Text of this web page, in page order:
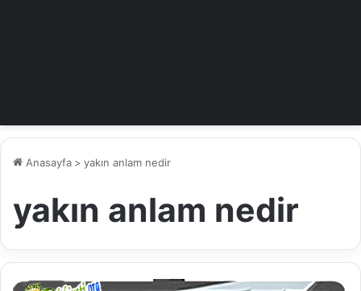
Anasayfa > yakın anlam nedir
yakın anlam nedir